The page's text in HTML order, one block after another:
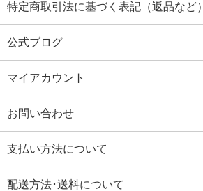
特定商取引法に基づく表記（返品など）
公式ブログ
マイアカウント
お問い合わせ
支払い方法について
配送方法･送料について